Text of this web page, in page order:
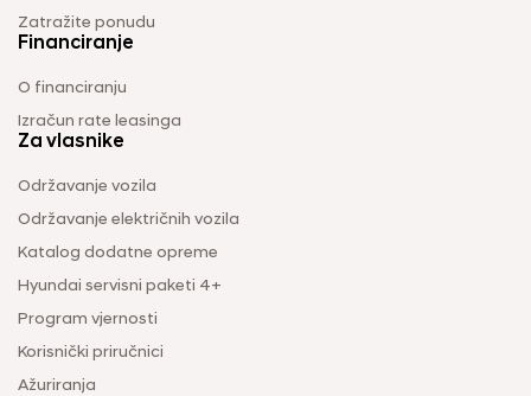
Zatražite ponudu
Financiranje
O financiranju
Izračun rate leasinga
Za vlasnike
Održavanje vozila
Održavanje električnih vozila
Katalog dodatne opreme
Hyundai servisni paketi 4+
Program vjernosti
Korisnički priručnici
Ažuriranja